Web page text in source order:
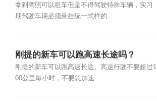
拿到驾照可以租车但是不得驾驶特殊车辆，实习
期驾驶车辆必须悬挂统一式样的...
刚提的新车可以跑高速长途吗？
刚提的新车可以跑高速长途。高速行驶不要超过1
00公里每小时，不要急加速...